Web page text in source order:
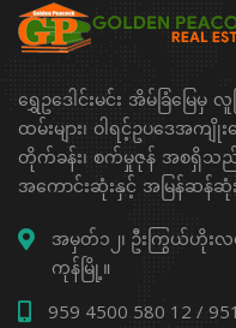
ရွှေဥဒေါင်းမင်း အိမ်ခြံမြေ
ထမ်းများ၊ ဝါရင့်ဥပဒေအကျိုး
တိုက်ခန်း၊ စက်မှုဇုန် အစ
အကောင်းဆုံးနှင့် အမြန်ဆန်ဆုံ
အမှတ်၁၂၊ ဦးကြွယ်ဟိုးလ
ကုန်မြို့။
959 4500 580 12 /